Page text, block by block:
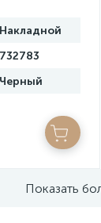
Накладной
732783
Черный
Показать